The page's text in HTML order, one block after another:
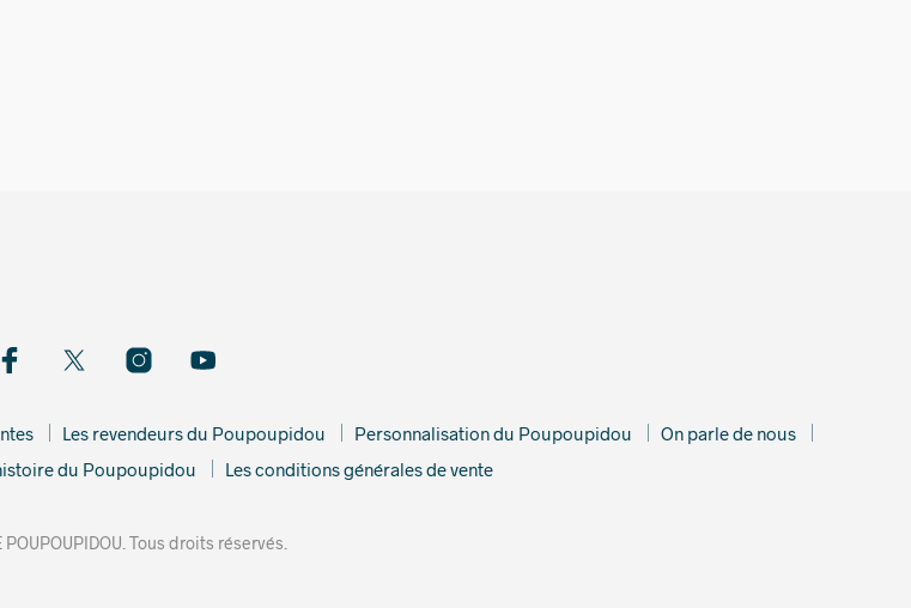
Les revendeurs du Poupoupidou Personnalisation du Poupoupidou
On parle de nous
du Poupoupidou Les conditions générales de vente
Tous droits réservés.